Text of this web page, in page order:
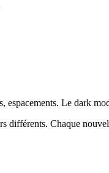
Le dark
différents. Chaque